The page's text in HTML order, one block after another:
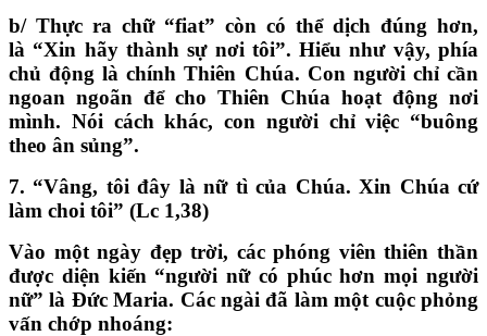
b/ Thực ra chữ “fiat” còn có thể dịch đúng hơn,
là “Xin hãy thành sự nơi tôi”. Hiểu như vậy, phía
chủ động là chính Thiên Chúa. Con người chỉ cần
ngoan ngoãn để cho Thiên Chúa hoạt động nơi
mình. Nói cách khác, con người chỉ việc “buông
theo ân sủng”.
7. “Vâng, tôi đây là nữ tì của Chúa. Xin Chúa cứ
làm choi tôi” (Lc 1,38)
Vào một ngày đẹp trời, các phóng viên thiên thần
được diện kiến “người nữ có phúc hơn mọi người
nữ” là Đức Maria. Các ngài đã làm một cuộc phỏng
vấn chớp nhoáng: